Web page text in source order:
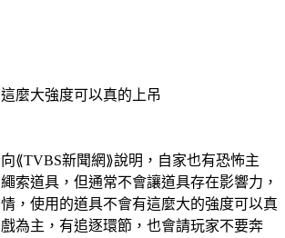
麼大強度可以真的上吊
⟪TVBS新聞網⟫說明，自家也有恐怖主
索道具，但通常不會讓道具存在影響力，
，使用的道具不會有這麼大的強度可以真
為主，有追逐環節，也會請玩家不要奔